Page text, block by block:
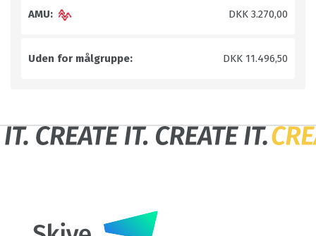
AMU: DKK 3.270,00
Uden for målgruppe: DKK 11.496,50